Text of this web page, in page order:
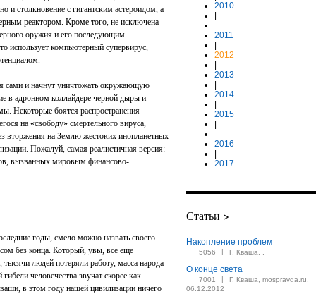
и столкновение с гигантским астероидом, а
реактором. Кроме того, не исключена
оружия и его последующим
использует компьютерный супервирус,
сами и начнут уничтожать окружающую
в адронном коллайдере черной дыры и
Некоторые боятся распространения
на «свободу» смертельного вируса,
вторжения на Землю жестоких инопланетных
Пожалуй, самая реалистичная версия:
вызванных мировым финансово-
годы, смело можно назвать своего
без конца. Который, увы, все еще
людей потеряли работу, масса народа
человечества звучат скорее как
в этом году нашей цивилизации ничего
2010
2011
2012
2013
2014
2015
2016
2017
Статьи >
Накопление проблем
5056 | Г. Кваша, ,
О конце света
7001 |
Г. Кваша, mospravda.ru,
06.12.2012